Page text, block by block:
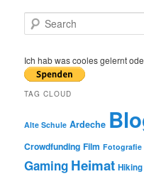
e
r
c
Ich hab was cooles gelernt
TAG CLOUD
Alte Schule Ardeche
Crowdfunding Film Fotografie
Gaming Heimat Hiking